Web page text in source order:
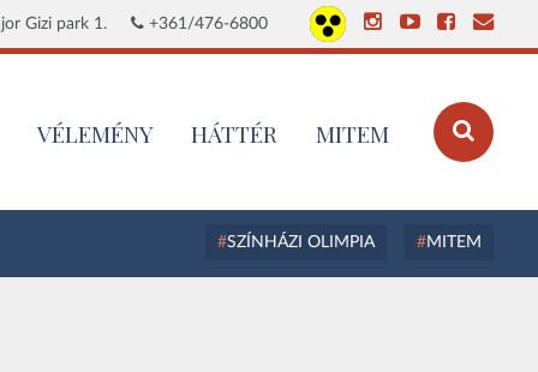
Gizi park 1. +361/476-6800
VÉLEMÉNY HÁTTÉR MITEM
SZÍNHÁZI OLIMPIA MITEM